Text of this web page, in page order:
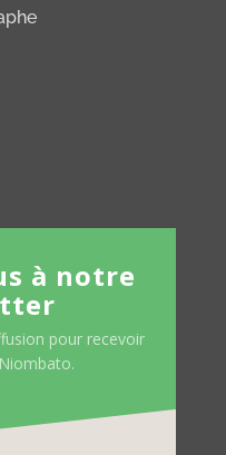
à notre
pour recevoir